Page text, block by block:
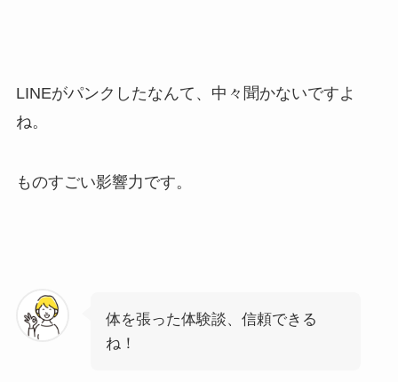
LINEがパンクしたなんて、中々聞かないですよ
ね。
ものすごい影響力です。
体を張った体験談、信頼できる
ね！